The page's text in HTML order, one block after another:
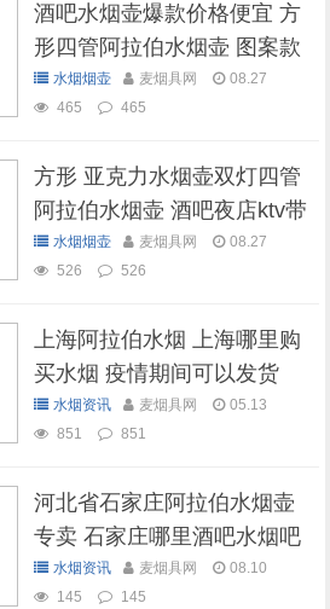
酒吧水烟壶爆款价格便宜 方
形四管阿拉伯水烟壶 图案款
水烟烟壶 麦烟具网
08.27
465
465
方形 亚克力水烟壶双灯四管
阿拉伯水烟壶 酒吧夜店ktv带
灯水烟壶
水烟烟壶 麦烟具网
08.27
526
526
上海阿拉伯水烟 上海哪里购
买水烟 疫情期间可以发货
吗？水烟资讯 麦烟具网
05.13
851
851
河北省石家庄阿拉伯水烟壶
专卖 石家庄哪里酒吧水烟吧
可以抽水烟
水烟资讯 麦烟具网
08.10
145
145